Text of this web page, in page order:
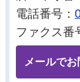
電話番号：
ファクス番
メールで